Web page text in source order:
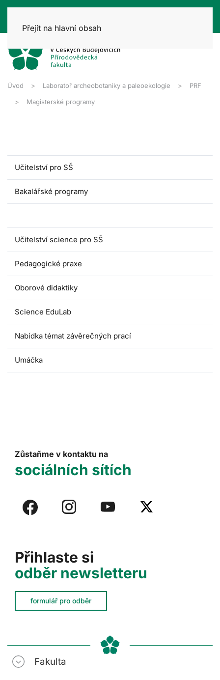
Přejít na hlavní obsah
Úvod Laboratoř archeobotaniky a paleoekologie PRF
Magisterské programy
Učitelství pro SŠ
Bakalářské programy
Učitelství science pro SŠ
Pedagogické praxe
Oborové didaktiky
Science EduLab
Nabídka témat závěrečných prací
Umáčka
Přihlaste si
odběr newsletteru
formulář pro odběr
Zůstaňme v kontaktu na
sociálních sítích
Fakulta